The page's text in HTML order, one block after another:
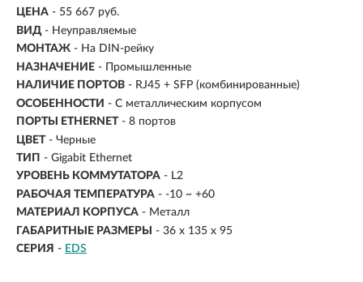
ЦЕНА - 55 667 руб.
ВИД - Неуправляемые
МОНТАЖ - На DIN-рейку
НАЗНАЧЕНИЕ - Промышленные
НАЛИЧИЕ ПОРТОВ - RJ45 + SFP (комбинированные)
ОСОБЕННОСТИ - С металлическим корпусом
ПОРТЫ ETHERNET - 8 портов
ЦВЕТ - Черные
ТИП - Gigabit Ethernet
УРОВЕНЬ КОММУТАТОРА - L2
РАБОЧАЯ ТЕМПЕРАТУРА - -10 ~ +60
МАТЕРИАЛ КОРПУСА - Металл
ГАБАРИТНЫЕ РАЗМЕРЫ
- 36 x 135 x 95
СЕРИЯ - EDS